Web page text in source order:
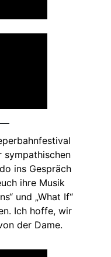
ins Gespräch
ihre Musik
und „What If“
Ich hoffe, wir
der Dame.